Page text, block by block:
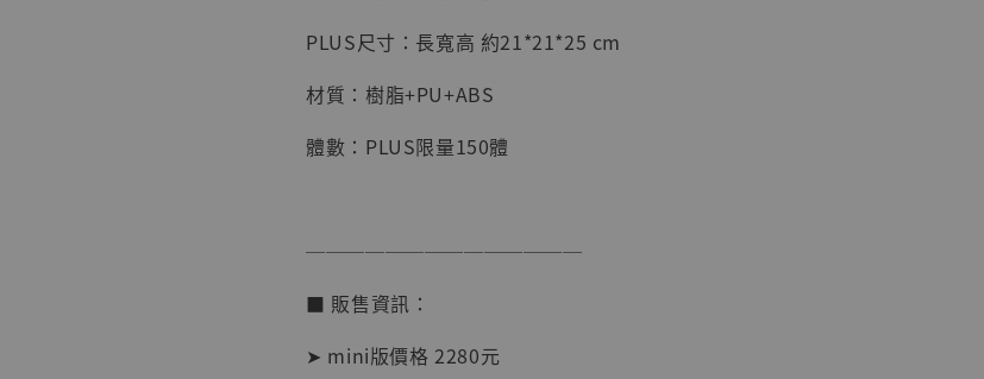
Studio]
NT$ 1,500
PLUS尺寸：長寬高 約21*21*25 cm
材質：樹脂+PU+ABS
體數：PLUS限量150體
──────────────
■ 販售資訊：
➤ mini版價格 2280元